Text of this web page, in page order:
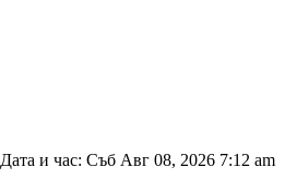
Дата и час: Съб Авг 08, 2026 7:12 am